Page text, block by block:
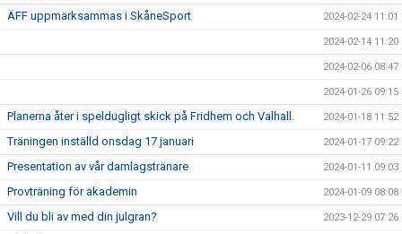
ÄFF uppmärksammas i SkåneSport 2024-02-24 11:01
2024-02-14 11:20
2024-02-06 08:47
2024-01-26 09:15
Planerna åter i speldugligt skick på Fridhem och Valhall. 2024-01-18 11:52
Träningen inställd onsdag 17 januari 2024-01-17 09:22
Presentation av vår damlagstränare 2024-01-11 09:03
Provträning för akademin 2024-01-09 08:08
Vill du bli av med din julgran? 2023-12-29 07:26